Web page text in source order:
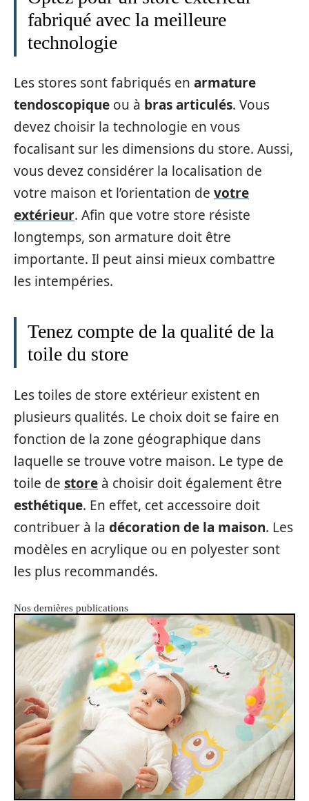
fabriqué avec la meilleure
technologie
Les stores sont fabriqués en armature
tendoscopique ou à bras articulés. Vous
devez choisir la technologie en vous
focalisant sur les dimensions du store. Aussi,
vous devez considérer la localisation de
votre maison et l’orientation de votre
extérieur. Afin que votre store résiste
longtemps, son armature doit être
importante. Il peut ainsi mieux combattre
les intempéries.
Tenez compte de la qualité de la
toile du store
Les toiles de store extérieur existent en
plusieurs qualités. Le choix doit se faire en
fonction de la zone géographique dans
laquelle se trouve votre maison. Le type de
toile de store à choisir doit également être
esthétique. En effet, cet accessoire doit
contribuer à la décoration de la maison. Les
modèles en acrylique ou en polyester sont
les plus recommandés.
Nos dernières publications